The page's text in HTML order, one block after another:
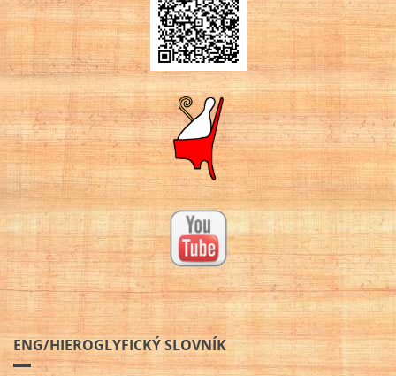
ENG/HIEROGLYFICKÝ SLOVNÍK